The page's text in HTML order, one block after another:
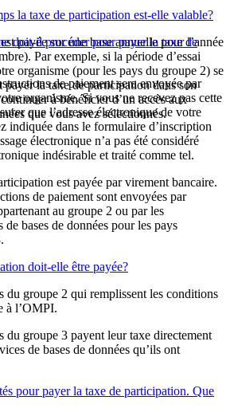
la taxe de participation est-elle valable?
payée sur une base annuelle pour l’année
Par exemple, si la période d’essai
organisme (pour les pays du groupe 2) se
la taxe de participation dans son
à bénéficier d’un accès aux
que vous avez sélectionnés.
doit-il procéder pour payer la taxe de
de paiement sera envoyée par
organisme. Si vous ne recevez pas cette
que l’adresse électronique de votre
indiquée dans le formulaire d’inscription
électronique n’a pas été considéré
indésirable et traité comme tel.
est payée par virement bancaire.
de paiement sont envoyées par
au groupe 2 ou par les
de bases de données pour les pays
doit-elle être payée?
du groupe 2 qui remplissent les conditions
à l’OMPI.
du groupe 3 payent leur taxe directement
de bases de données qu’ils ont
pour payer la taxe de participation. Que